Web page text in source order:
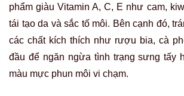
phẩm giàu Vitamin A, C, E như cam,
tái tạo da và sắc tố môi. Bên cạnh đó,
các chất kích thích như rượu bia, cà
đầu để ngăn ngừa tình trạng sưng tấy
màu mực phun môi vi chạm.